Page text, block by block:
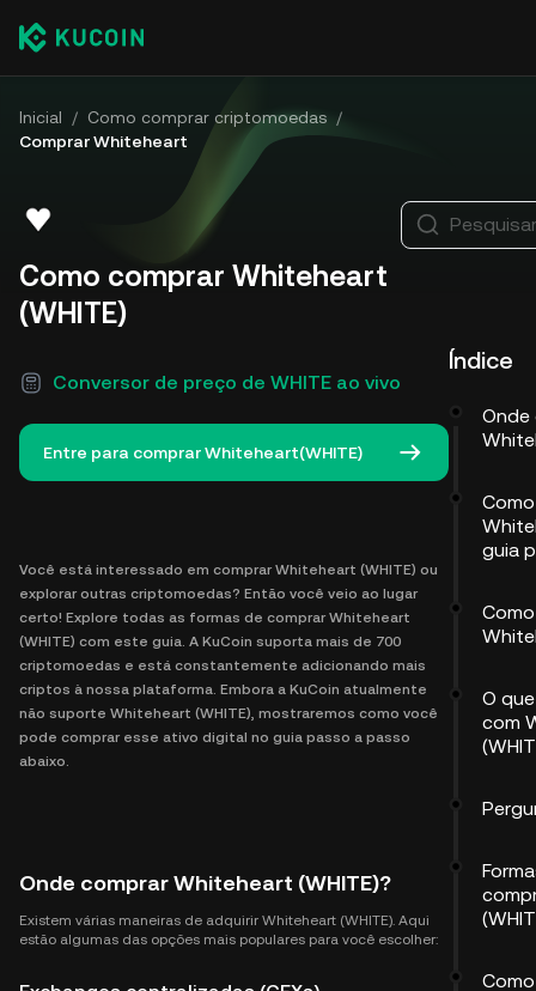
Inicial / Como comprar criptomoedas /
Comprar Whiteheart
Como comprar Whiteheart
(WHITE)
Conversor de preço de WHITE ao vivo
Entre para comprar Whiteheart(WHITE)
Você está interessado em comprar Whiteheart (WHITE) ou
explorar outras criptomoedas? Então você veio ao lugar
certo! Explore todas as formas de comprar Whiteheart
(WHITE) com este guia. A KuCoin suporta mais de 700
criptomoedas e está constantemente adicionando mais
criptos à nossa plataforma. Embora a KuCoin atualmente
não suporte Whiteheart (WHITE), mostraremos como você
pode comprar esse ativo digital no guia passo a passo
abaixo.
Onde comprar Whiteheart (WHITE)?
Existem várias maneiras de adquirir Whiteheart (WHITE). Aqui
estão algumas das opções mais populares para você escolher:
Índice
Onde
guia
O
com